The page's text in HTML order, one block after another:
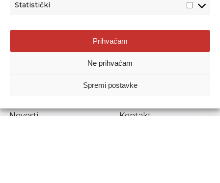
Statistički
Prihvaćam
Ne prihvaćam
Spremi postavke
Agencija za odgoj i obrazovanje
Donje Svetice 38, 10000 Zagreb
1778129
Prenošenje sadržaja dopušteno je uz navođenje izvora.
Novosti
Kontakt